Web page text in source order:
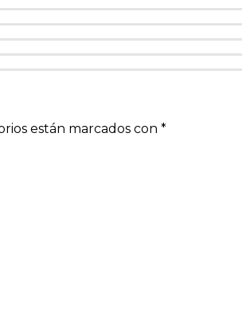
están marcados con *